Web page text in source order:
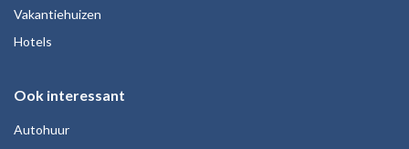
Vakantiehuizen
Hotels
Ook interessant
Autohuur